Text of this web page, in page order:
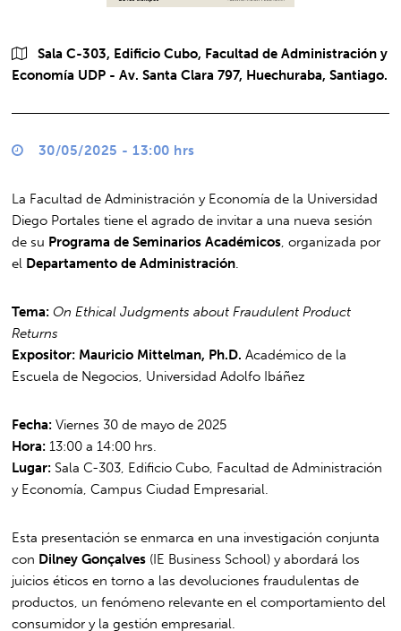
Sala C-303, Edificio Cubo, Facultad de Administración y
Economía UDP - Av. Santa Clara 797, Huechuraba, Santiago.
30/05/2025 - 13:00 hrs
La Facultad de Administración y Economía de la Universidad
Diego Portales tiene el agrado de invitar a una nueva sesión
de su Programa de Seminarios Académicos , organizada por
el Departamento de Administración
Tema: On Ethical Judgments about Fraudulent Product
Returns
Expositor: Mauricio Mittelman, Ph.D.Académico de la
Escuela de Negocios, Universidad Adolfo Ibáñez
Fecha: Viernes 30 de mayo de 2025
Hora: 13:00 a 14:00 hrs.
Lugar: Sala C-303, Edificio Cubo, Facultad de Administración
y Economía, Campus Ciudad Empresarial.
Esta presentación se enmarca en una investigación conjunta
con Dilney Gonçalves (IE Business School) y abordará los
juicios éticos en torno a las devoluciones fraudulentas de
productos, un fenómeno relevante en el comportamiento del
consumidor y la gestión empresarial.